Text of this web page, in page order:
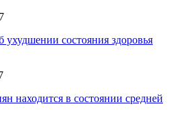
состояния здоровья
находится в состоянии средней